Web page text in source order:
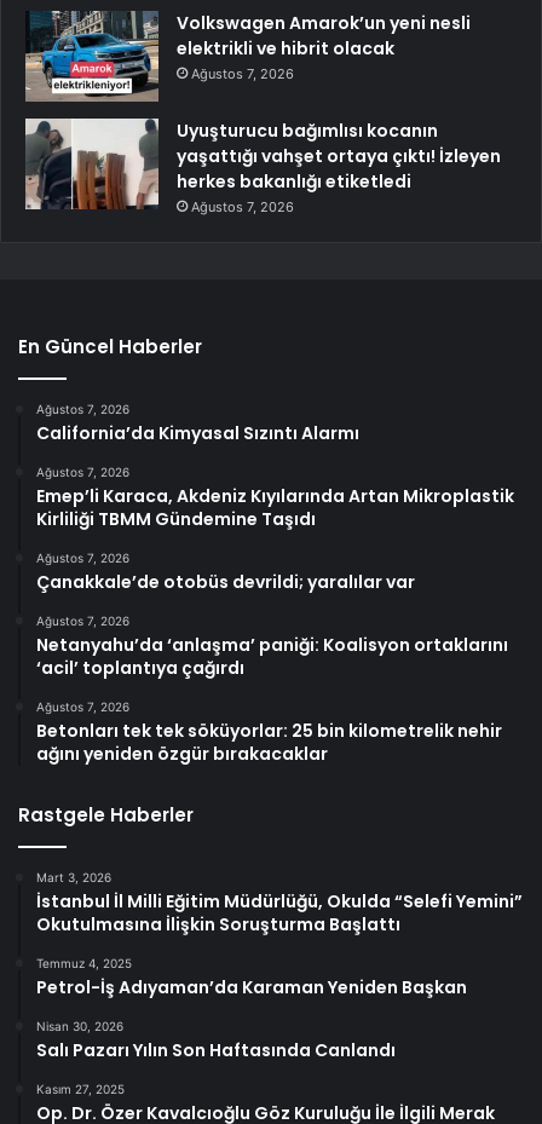
Volkswagen Amarok’un yeni nesli
elektrikli ve hibrit olacak
Ağustos 7, 2026
Uyuşturucu bağımlısı kocanın
yaşattığı vahşet ortaya çıktı! İzleyen
herkes bakanlığı etiketledi
Ağustos 7, 2026
En Güncel Haberler
Ağustos 7, 2026
California’da Kimyasal Sızıntı Alarmı
Ağustos 7, 2026
Emep’li Karaca, Akdeniz Kıyılarında Artan Mikroplastik
Kirliliği TBMM Gündemine Taşıdı
Ağustos 7, 2026
Çanakkale’de otobüs devrildi; yaralılar var
Ağustos 7, 2026
Netanyahu’da ‘anlaşma’ paniği: Koalisyon ortaklarını
‘acil’ toplantıya çağırdı
Ağustos 7, 2026
Betonları tek tek söküyorlar: 25 bin kilometrelik nehir
ağını yeniden özgür bırakacaklar
Rastgele Haberler
Mart 3, 2026
İstanbul İl Milli Eğitim Müdürlüğü, Okulda “Selefi Yemini”
Okutulmasına İlişkin Soruşturma Başlattı
Temmuz 4, 2025
Petrol-İş Adıyaman’da Karaman Yeniden Başkan
Nisan 30, 2026
Salı Pazarı Yılın Son Haftasında Canlandı
Kasım 27, 2025
Op. Dr. Özer Kavalcıoğlu Göz Kuruluğu İle İlgili Merak